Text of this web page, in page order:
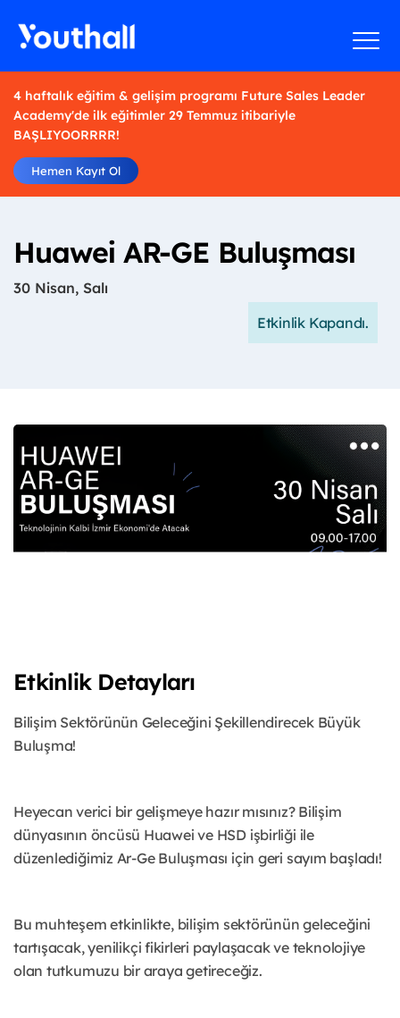
4 haftalık eğitim & gelişim programı Future Sales Leader
Academy'de ilk eğitimler 29 Temmuz itibariyle
BAŞLIYOORRRR!
Hemen Kayıt Ol
Huawei AR-GE Buluşması
30 Nisan, Salı
Etkinlik Kapandı.
Etkinlik Detayları
Bilişim Sektörünün Geleceğini Şekillendirecek Büyük
Buluşma!
Heyecan verici bir gelişmeye hazır mısınız? Bilişim
dünyasının öncüsü Huawei ve HSD işbirliği ile
düzenlediğimiz Ar-Ge Buluşması için geri sayım başladı!
Bu muhteşem etkinlikte, bilişim sektörünün geleceğini
tartışacak, yenilikçi fikirleri paylaşacak ve teknolojiye
olan tutkumuzu bir araya getireceğiz.